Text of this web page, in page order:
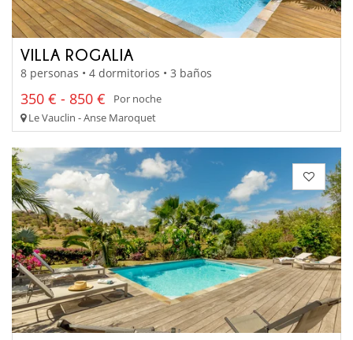
VILLA ROGALIA
8 personas • 4 dormitorios • 3 baños
350 € - 850 €
Por noche
Le Vauclin - Anse Maroquet